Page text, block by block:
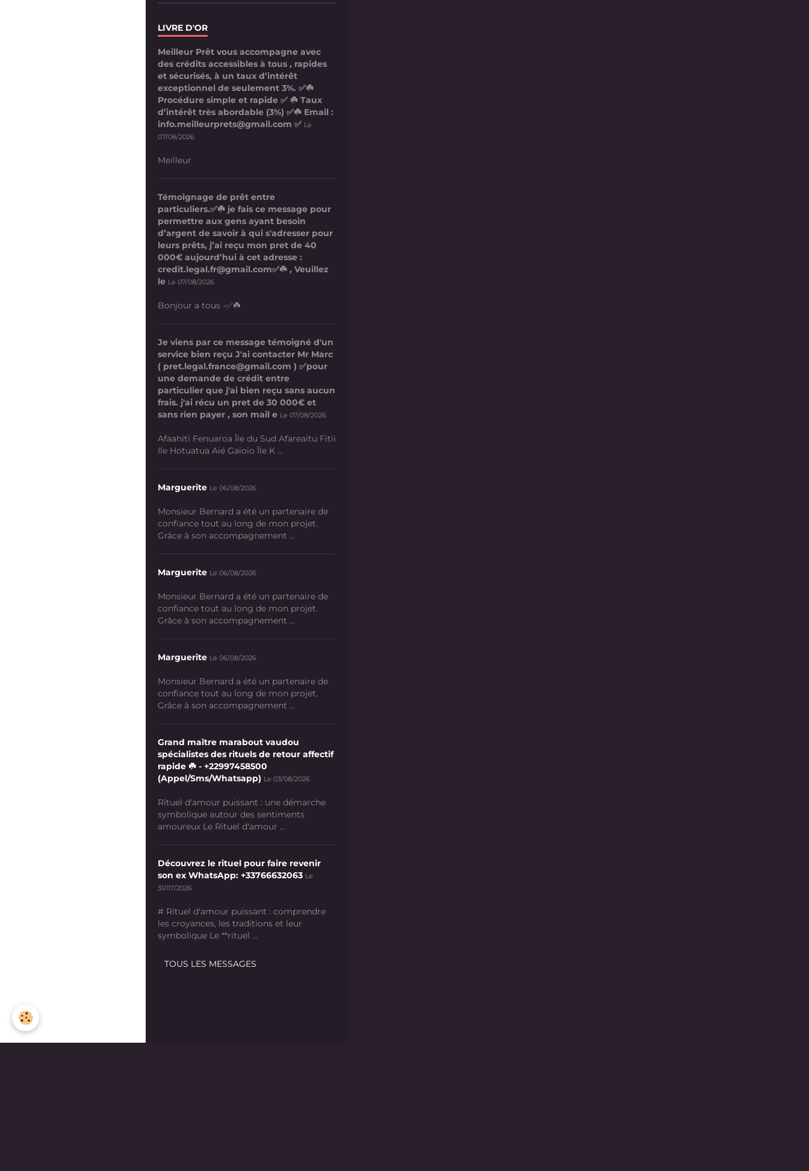
LIVRE D'OR
Meilleur Prêt vous accompagne avec
des crédits accessibles à tous , rapides
et sécurisés, à un taux d’intérêt
exceptionnel de seulement 3%. ✅☘️
Procédure simple et rapide ✅ ☘️ Taux
d’intérêt très abordable (3%) ✅☘️ Email :
info.meilleurprets@gmail.com ✅ Le
07/08/2026
Meilleur
Témoignage de prêt entre
particuliers.✅☘️ je fais ce message pour
permettre aux gens ayant besoin
d’argent de savoir à qui s'adresser pour
leurs prêts, j’ai reçu mon pret de 40
000€ aujourd’hui à cet adresse :
credit.legal.fr@gmail.com✅☘️ , Veuillez
le Le 07/08/2026
Bonjour a tous -✅☘️
Je viens par ce message témoigné d'un
service bien reçu J'ai contacter Mr Marc
( pret.legal.france@gmail.com ) ✅pour
une demande de crédit entre
particulier que j'ai bien reçu sans aucun
frais. j'ai récu un pret de 30 000€ et
sans rien payer , son mail e Le 07/08/2026
Afaahiti Fenuaroa Île du Sud Afareaitu Fitii
Ile Hotuatua Aié Gaioio Île K ...
Marguerite Le 06/08/2026
Monsieur Bernard a été un partenaire de
confiance tout au long de mon projet.
Grâce à son accompagnement ...
Marguerite Le 06/08/2026
Monsieur Bernard a été un partenaire de
confiance tout au long de mon projet.
Grâce à son accompagnement ...
Marguerite Le 06/08/2026
Monsieur Bernard a été un partenaire de
confiance tout au long de mon projet.
Grâce à son accompagnement ...
Grand maître marabout vaudou
spécialistes des rituels de retour affectif
rapide ☘️ - +22997458500
(Appel/Sms/Whatsapp) Le 03/08/2026
Rituel d'amour puissant : une démarche
symbolique autour des sentiments
amoureux Le Rituel d'amour ...
Découvrez le rituel pour faire revenir
son ex WhatsApp: +33766632063 Le
31/07/2026
# Rituel d'amour puissant : comprendre
les croyances, les traditions et leur
symbolique Le **rituel ...
TOUS LES MESSAGES